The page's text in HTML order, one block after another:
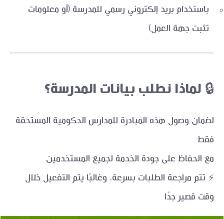
باستخدام بريد إلكتروني رسمي للمدرسة (أو معلومات
تثبت جهة العمل)
🔒 لماذا نطلب بيانات المدرسة؟
لضمان وصول هذه المبادرة للمدارس الحكومية المستحقة
فقط
مع الحفاظ على جودة الخدمة لجميع المستخدمين
⚡ تتم مراجعة الطلبات بسرعة، وغالبًا يتم التفعيل خلال
وقت قصير جدًا